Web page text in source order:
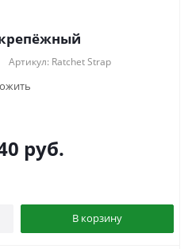
Артикул: Ratchet Strap
руб.
В корзину